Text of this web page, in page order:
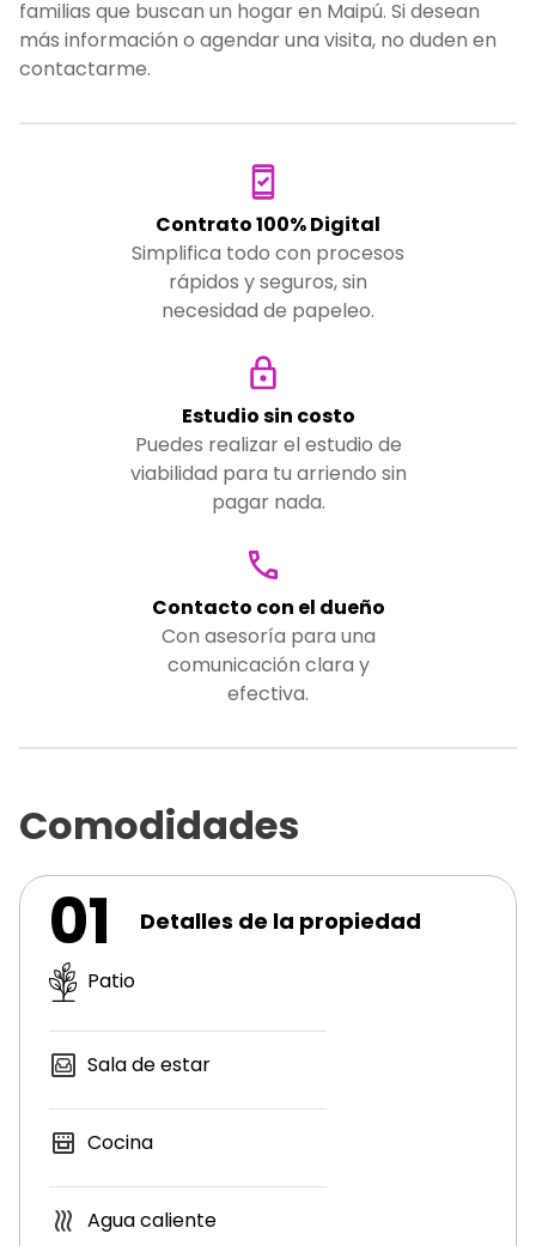
familias que buscan un hogar en Maipú. Si desean
más información o agendar una visita, no duden en
contactarme.
Contrato 100% Digital
Simplifica todo con procesos
rápidos y seguros, sin
necesidad de papeleo.
Estudio sin costo
Puedes realizar el estudio de
viabilidad para tu arriendo sin
pagar nada.
Contacto con el dueño
Con asesoría para una
comunicación clara y
efectiva.
Comodidades
01 Detalles de la propiedad
Patio
Sala de estar
Cocina
Agua caliente